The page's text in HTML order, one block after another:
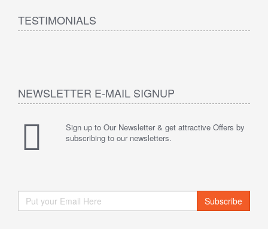
TESTIMONIALS
NEWSLETTER E-MAIL SIGNUP
Sign up to Our Newsletter & get attractive Offers by
subscribing to our newsletters.
Subscribe